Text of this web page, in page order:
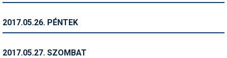
Utazási tippek
2017.05.26. PÉNTEK
2017.05.27. SZOMBAT